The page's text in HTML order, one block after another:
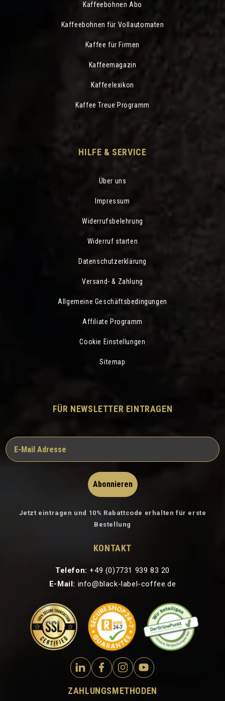
Kaffeebohnen Abo
Kaffeebohnen für Vollautomaten
Kaffee für Firmen
Kaffeemagazin
Kaffeelexikon
Kaffee Treue Programm
HILFE & SERVICE
Über uns
Impressum
Widerrufsbelehrung
Widerruf starten
Datenschutzerklärung
Versand- & Zahlung
Allgemeine Geschäftsbedingungen
Affiliate Programm
Cookie Einstellungen
Sitemap
FÜR NEWSLETTER EINTRAGEN
Abonnieren
Jetzt eintragen und 10% Rabattcode erhalten für erste
Bestellung
KONTAKT
Telefon: +49 (0)7731 939 83 20
E-Mail: info@black-label-coffee.de
ZAHLUNGSMETHODEN